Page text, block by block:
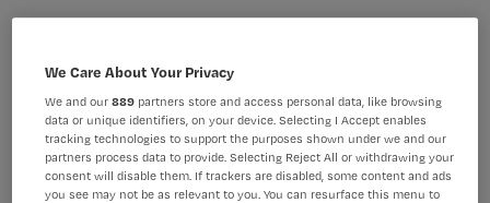
BRANCHE
Zelfstandige kliniek
AANSTELLING
Vaste aanstelling
PLAATSINGSDATUM
28 november 2024
NIVEAU
MBO
We Care About Your Privacy
We and our889 partners store and access personal data, like browsing
data or unique identifiers, on your device. Selecting I Accept enables
tracking technologies to support the purposes shown under we and our
partners process data to provide. Selecting Reject All or withdrawing your
consent will disable them. If trackers are disabled, some content and ads
you see may not be as relevant to you. You can resurface this menu to